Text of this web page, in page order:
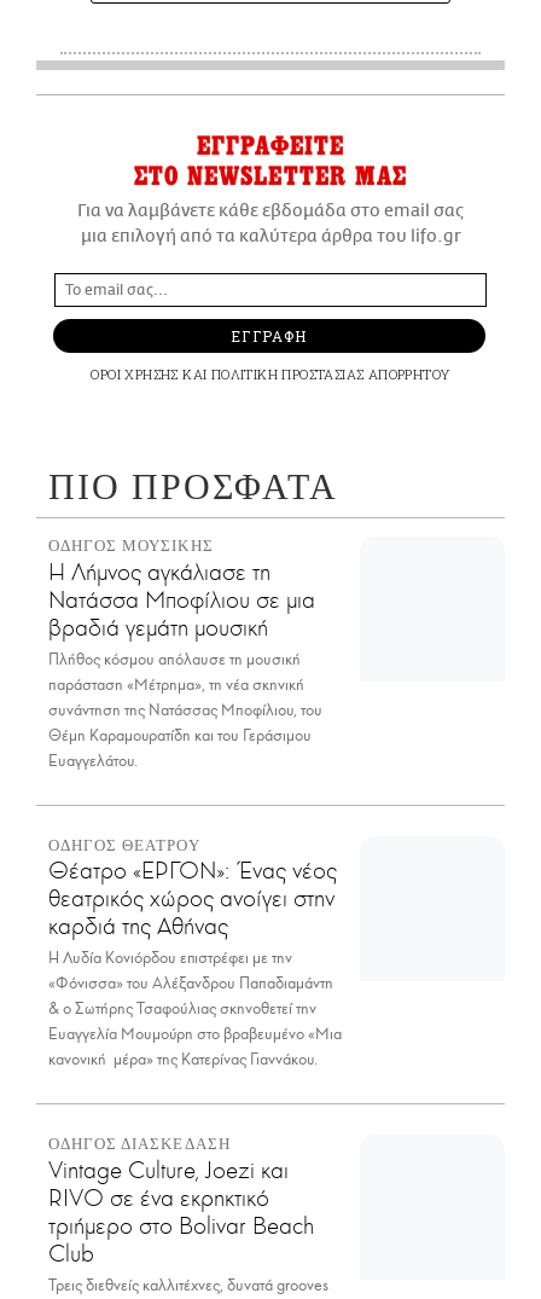
ΕΓΓΡΑΦΕΙΤΕ
ΣΤΟ NEWSLETTER ΜΑΣ
Για να λαμβάνετε κάθε εβδομάδα στο email σας
μια επιλογή από τα καλύτερα άρθρα του lifo.gr
ΕΓΓΡΑΦΗ
ΟΡΟΙ ΧΡΗΣΗΣ ΚΑΙ ΠΟΛΙΤΙΚΗ ΠΡΟΣΤΑΣΙΑΣ ΑΠΟΡΡΗΤΟΥ
ΠΙΟ ΠΡΟΣΦΑΤΑ
ΟΔΗΓΟΣ ΜΟΥΣΙΚΗΣ
Η Λήμνος αγκάλιασε τη
Νατάσσα Μποφίλιου σε μια
βραδιά γεμάτη μουσική
Πλήθος κόσμου απόλαυσε τη μουσική
παράσταση «Μέτρημα», τη νέα σκηνική
συνάντηση της Νατάσσας Μποφίλιου, του
Θέμη Καραμουρατίδη και του Γεράσιμου
Ευαγγελάτου.
ΟΔΗΓΟΣ ΘΕΑΤΡΟΥ
Θέατρο «ΕΡΓΟΝ»: Ένας νέος
θεατρικός χώρος ανοίγει στην
καρδιά της Αθήνας
Η Λυδία Κονιόρδου επιστρέφει με την
«Φόνισσα» του Αλέξανδρου Παπαδιαμάντη
& ο Σωτήρης Τσαφούλιας σκηνοθετεί την
Ευαγγελία Μουμούρη στο βραβευμένο «Μια
κανονική μέρα» της Κατερίνας Γιαννάκου.
ΟΔΗΓΟΣ ΔΙΑΣΚΕΔΑΣΗ
Vintage Culture, Joezi και
RIVO σε ένα εκρηκτικό
τριήμερο στο Bolivar Beach
Club
Τρεις διεθνείς καλλιτέχνες, δυνατά grooves